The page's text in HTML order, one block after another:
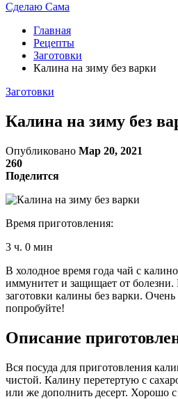
Сделаю Сама
Главная
Рецепты
Заготовки
Калина на зиму без варки
Заготовки
Калина на зиму без
Опубликовано Мар 20, 2021
260
Поделится
Время приготовления:
3 ч. 0 мин
В холодное время года чай с
иммунитет и защищает от болезни.
заготовки калины без варки.
попробуйте!
Описание
Вся посуда для приготовления
чистой. Калину перетертую с
или же дополнить десерт. Хорошо с